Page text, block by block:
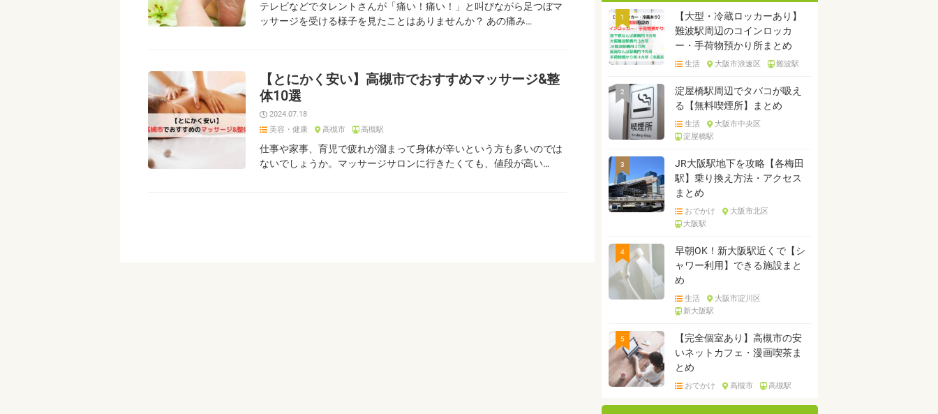
テレビなどでタレントさんが「痛い！痛い！」と叫びながら足つぼマ
ッサージを受ける様子を見たことはありませんか？ あの痛み…
【とにかく安い】高槻市でおすすめマッサージ&整
体10選
2024.07.18
美容・健康
高槻市 高槻駅
仕事や家事、育児で疲れが溜まって身体が辛いという方も多いのでは
ないでしょうか。マッサージサロンに行きたくても、値段が高い…
1
【大型・冷蔵ロッカーあり】
難波駅周辺のコインロッカ
ー・手荷物預かり所まとめ
生活 大阪市浪速区 難波駅
2
淀屋橋駅周辺でタバコが吸え
る【無料喫煙所】まとめ
生活
大阪市中央区
淀屋橋駅
3
JR大阪駅地下を攻略【各梅田
駅】乗り換え方法・アクセス
まとめ
おでかけ
大阪市北区
大阪駅
4
早朝OK！新大阪駅近くで【シ
ャワー利用】できる施設まと
め
生活
大阪市淀川区
新大阪駅
5
【完全個室あり】高槻市の安
いネットカフェ・漫画喫茶ま
とめ
おでかけ 高槻市 高槻駅